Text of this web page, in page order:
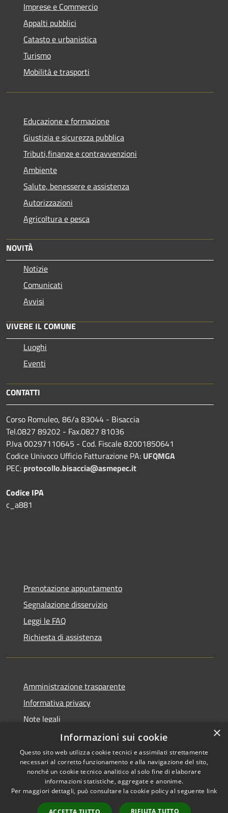
Imprese e Commercio
Appalti pubblici
Catasto e urbanistica
Turismo
Mobilità e trasporti
Educazione e formazione
Giustizia e sicurezza pubblica
Tributi,finanze e contravvenzioni
Ambiente
Salute, benessere e assistenza
Autorizzazioni
Agricoltura e pesca
NOVITÀ
Notizie
Comunicati
Avvisi
VIVERE IL COMUNE
Luoghi
Eventi
CONTATTI
Corso Romuleo, 86/a 83044 - Bisaccia
Tel.0827 89202 - Fax.0827 81036
P.Iva 00297110645 - Cod. Fiscale 82001850641
Codice Univoco Ufficio Fatturazione PA: UFQMGA
PEC: protocollo.bisaccia@asmepec.it
Codice IPA
c_a881
Prenotazione appuntamento
Segnalazione disservizio
Leggi le FAQ
Richiesta di assistenza
Amministrazione trasparente
Informativa privacy
Note legali
Dichiarazione di accessibilità
RSS
Copyright © 2026 • Comune di
×
Informazioni sui cookie
Questo sito web utilizza cookie tecnici e assimilati strettamente
necessari al corretto funzionamento e alla navigazione del sito,
nonché un cookie tecnico analitico al solo fine di elaborare
informazioni statistiche, aggregate e anonime.
Per maggiori dettagli, può consultare la cookie policy al seguente link
RIFIUTA TUTTO